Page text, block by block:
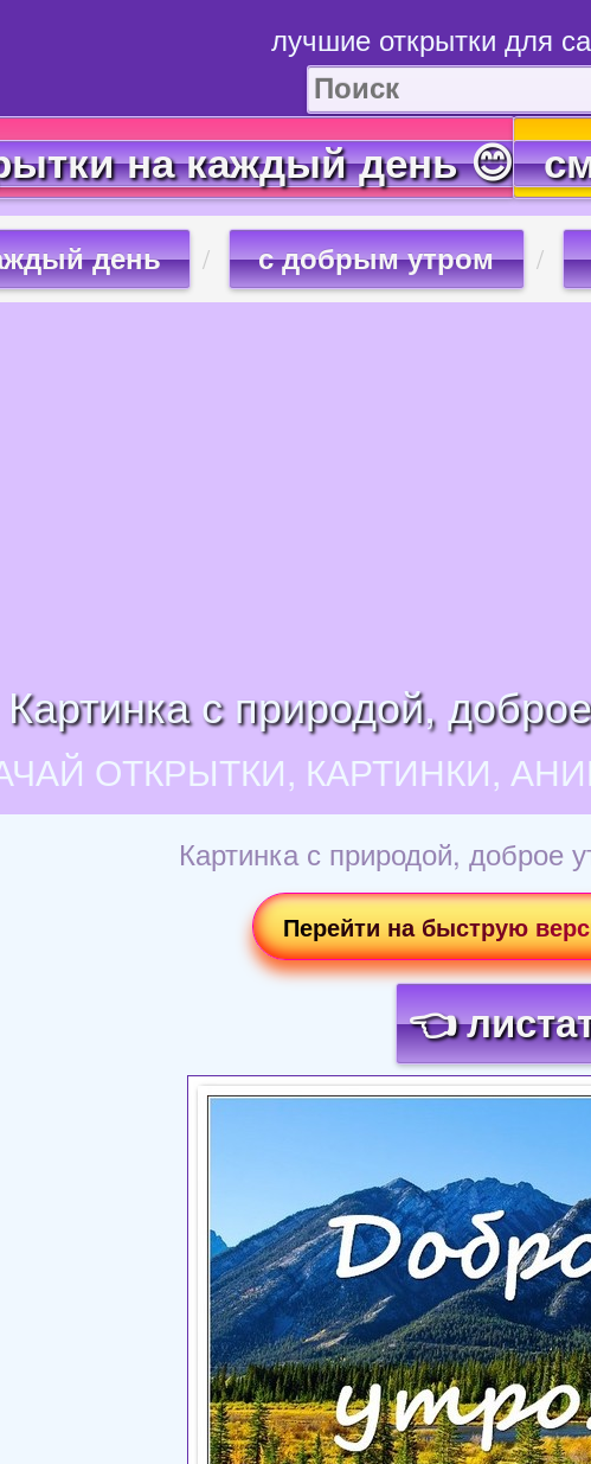
лучшие открытки для
на каждый день 😊
день с добрым утром
Картинка с природой,
ОТКРЫТКИ, КАРТИНКИ,
Картинка с природой, доброе
Перейти на быструю
👈
Загрузка